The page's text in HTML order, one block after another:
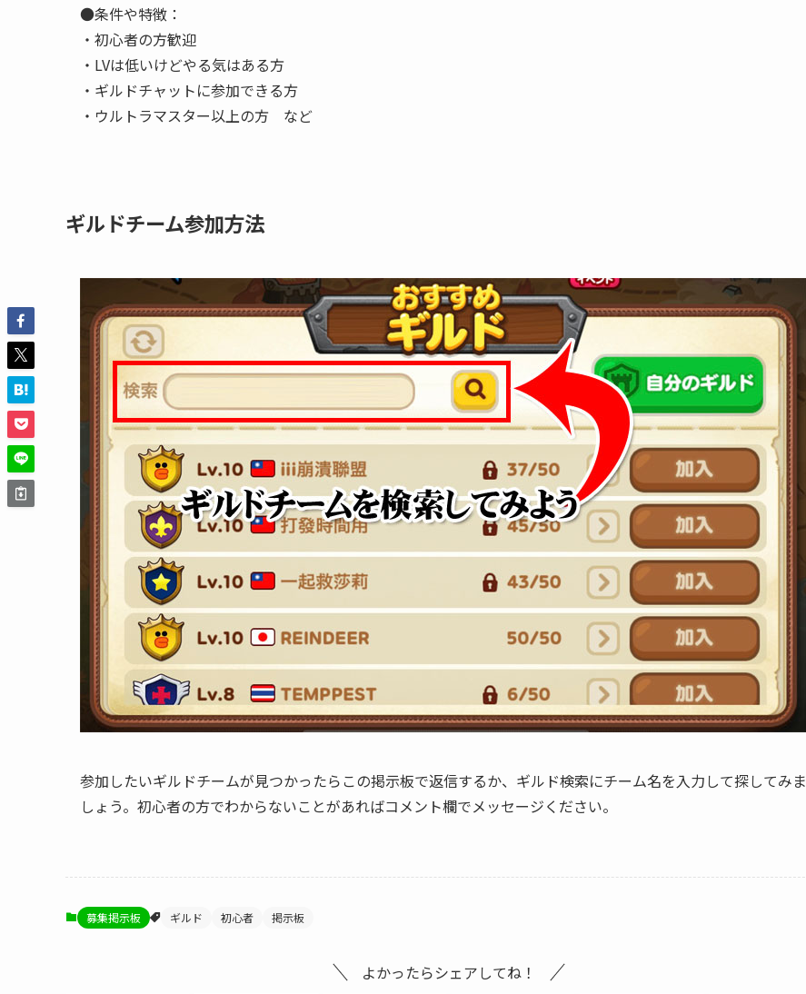
●条件や特徴：
・初心者の方歓迎
・LVは低いけどやる気はある方
・ギルドチャットに参加できる方
・ウルトラマスター以上の方 など
ギルドチーム参加方法
参加したいギルドチームが見つかったらこの掲示板で返信するか、ギルド検索にチーム名を入力して探してみま
しょう。初心者の方でわからないことがあればコメント欄でメッセージください。
募集掲示板 ギルド 初心者 掲示板
よかったらシェアしてね！